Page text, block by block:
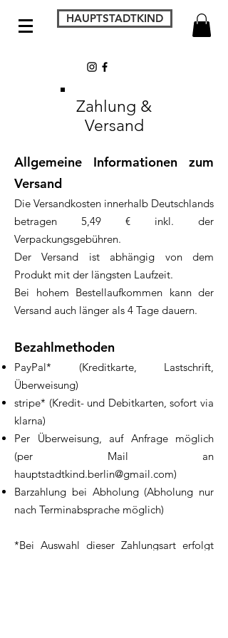
HAUPTSTADTKIND
Zahlung &
Versand
Allgemeine Informationen zum
Versand
Die Versandkosten innerhalb Deutschlands
betragen 5,49 € inkl. der
Verpackungsgebühren.
Der Versand ist abhängig von dem
Produkt mit der längsten Laufzeit.
Bei hohem Bestellaufkommen kann der
Versand auch länger als 4 Tage dauern.
Bezahlmethoden
PayPal* (Kreditkarte, Lastschrift,
Überweisung)
stripe* (Kredit- und Debitkarten, sofort via
klarna)
Per Überweisung, auf Anfrage möglich
(per Mail an
hauptstadtkind.berlin@gmail.com)
Barzahlung bei Abholung (Abholung nur
nach Terminabsprache möglich)
*Bei Auswahl dieser Zahlungsart erfolgt